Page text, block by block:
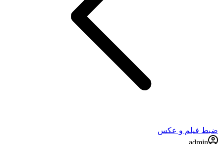
ضبط فيلم و عكس
admin